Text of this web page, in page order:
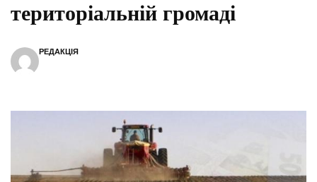
територіальній громаді
РЕДАКЦІЯ